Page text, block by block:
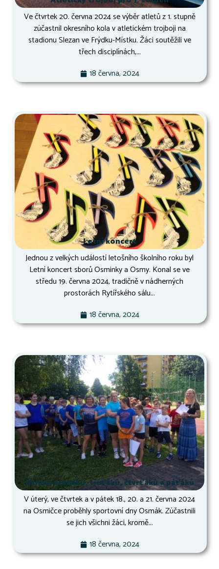
Ve čtvrtek 20. června 2024 se výběr atletů z 1. stupně
zúčastnil okresního kola v atletickém trojboji na
stadionu Slezan ve Frýdku-Místku. Žáci soutěžili ve
třech disciplínách,...
18 června, 2024
Letní koncert
Jednou z velkých událostí letošního školního roku byl
Letní koncert sborů Osminky a Osmy. Konal se ve
středu 19. června 2024, tradičně v nádherných
prostorách Rytířského sálu...
18 června, 2024
Osmák druháků, třeťáků, čtvrťáků a páťáků
V úterý, ve čtvrtek a v pátek 18., 20. a 21. června 2024
na Osmičce proběhly sportovní dny Osmák. Zúčastnili
se jich všichni žáci, kromě...
18 června, 2024